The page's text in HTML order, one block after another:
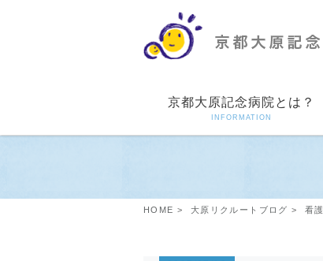
京都大原記念病院とは？
INFORMATION
HOME 大原リクルートブログ 看護